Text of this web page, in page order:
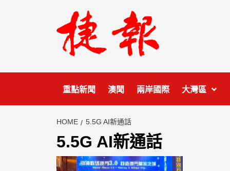
重點新聞 澳聞 兩岸國際 大灣區
HOME 5.5G AI新通話
5.5G AI新通話